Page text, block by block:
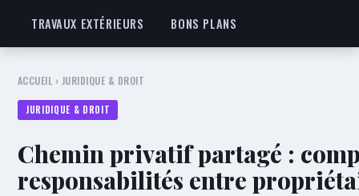
TRAVAUX EXTÉRIEURS
BONS PLANS
ACCUEIL › JURIDIQUE & DROIT
JURIDIQUE & DROIT
Chemin privatif partagé :
responsabilités entre